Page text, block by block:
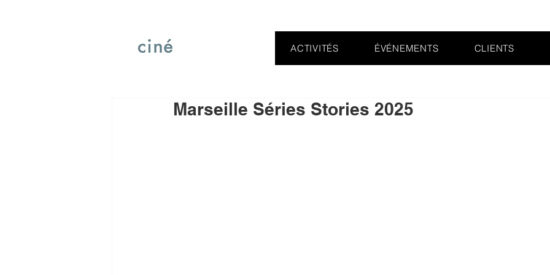
ACTIVITÉS ÉVÉNEMENTS CLIENTS
Marseille Séries Stories 2025